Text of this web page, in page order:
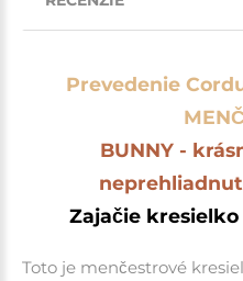
Prevedenie
BUNNY -
Zajačie
Toto je menčestrové